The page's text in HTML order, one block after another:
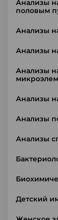
Анализы
половым
Анализы
Анализы
Анализы
Анализы
Анализы
Анализы
Детский